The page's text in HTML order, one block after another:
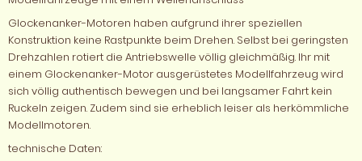
Glockenanker-Motoren haben aufgrund ihrer speziellen
Konstruktion keine Rastpunkte beim Drehen. Selbst bei geringsten
Drehzahlen rotiert die Antriebswelle völlig gleichmäßig. Ihr mit
einem Glockenanker-Motor ausgerüstetes Modellfahrzeug wird
sich völlig authentisch bewegen und bei langsamer Fahrt kein
Ruckeln zeigen. Zudem sind sie erheblich leiser als herkömmliche
Modellmotoren.
technische Daten: